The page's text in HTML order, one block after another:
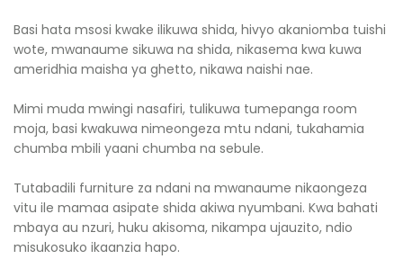
Basi hata msosi kwake ilikuwa shida, hivyo akaniomba tuishi
wote, mwanaume sikuwa na shida, nikasema kwa kuwa
ameridhia maisha ya ghetto, nikawa naishi nae.
Mimi muda mwingi nasafiri, tulikuwa tumepanga room
moja, basi kwakuwa nimeongeza mtu ndani, tukahamia
chumba mbili yaani chumba na sebule.
Tutabadili furniture za ndani na mwanaume nikaongeza
vitu ile mamaa asipate shida akiwa nyumbani. Kwa bahati
mbaya au nzuri, huku akisoma, nikampa ujauzito, ndio
misukosuko ikaanzia hapo.